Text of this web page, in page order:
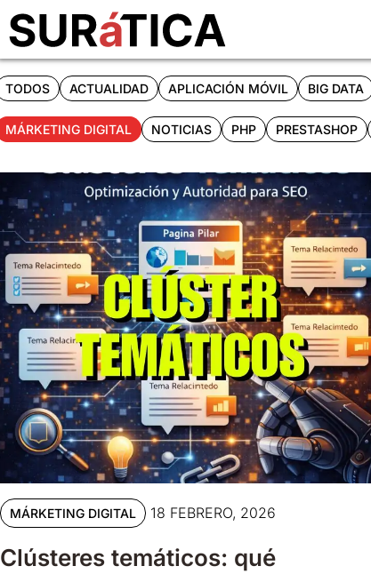
TODOS ACTUALIDAD APLICACIÓN MÓVIL BIG DATA
MÁRKETING DIGITAL NOTICIAS PHP PRESTASHOP
MÁRKETING DIGITAL 18 FEBRERO, 2026
Clústeres temáticos: qué